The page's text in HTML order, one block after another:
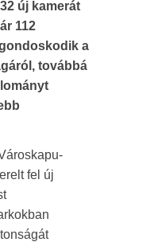
új kamerát
112
a
továbbá
fel új